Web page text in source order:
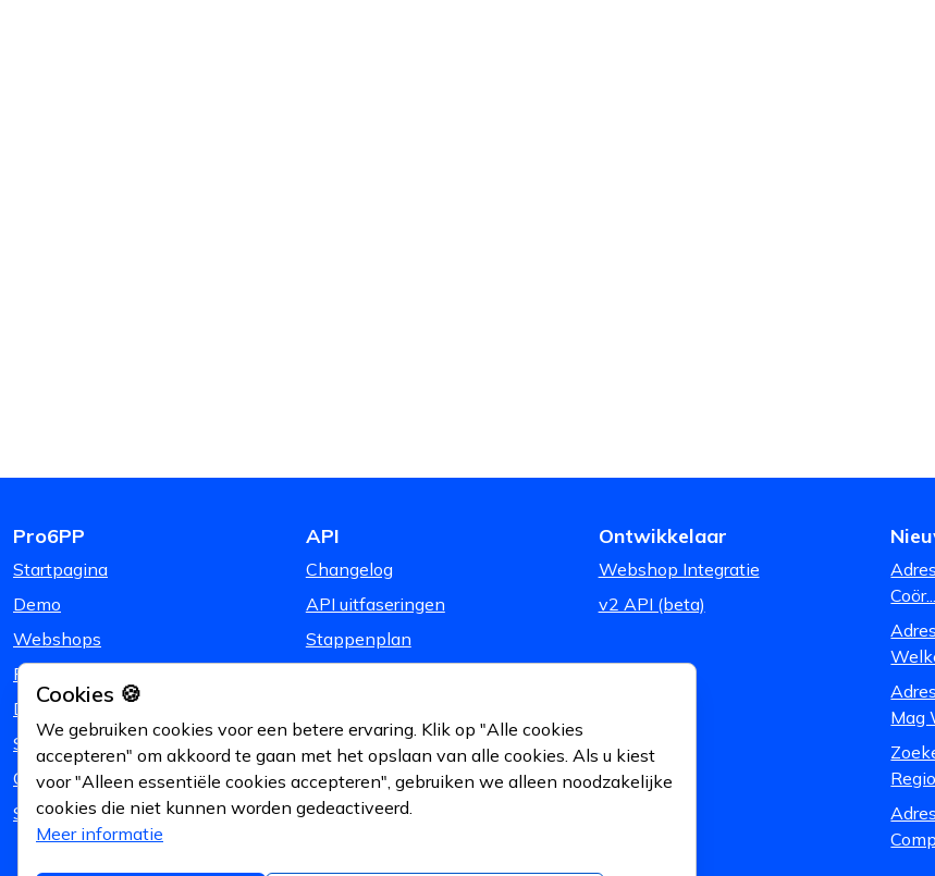
Cookies 🍪
We gebruiken cookies voor een betere ervaring. Klik op "Alle cookies
accepteren" om akkoord te gaan met het opslaan van alle cookies. Als u kiest
voor "Alleen essentiële cookies accepteren", gebruiken we alleen noodzakelijke
cookies die niet kunnen worden gedeactiveerd.
Meer informatie
Pro6PP
Startpagina
Demo
Webshops
Prijzen
Downloads
Support
Over Ons
Status en uptime
API
Changelog
API uitfaseringen
Stappenplan
Ontwikkelaar
Webshop Integratie
v2 API (beta)
Coör...
Mag